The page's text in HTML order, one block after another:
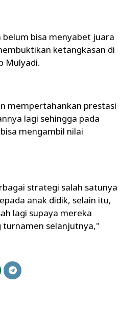
belum bisa menyabet juara
ketangkasan di
Mulyadi.
mempertahankan prestasi
lagi sehingga pada
mengambil nilai
strategi salah satunya
anak didik, selain itu,
lagi supaya mereka
turnamen selanjutnya,"